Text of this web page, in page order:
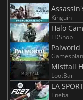
Kinguin
Halo
LDShop
Palworld
Mistfall
LootBar
EA
Eneba